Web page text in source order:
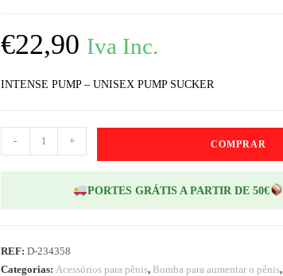
€22,90 Iva Inc.
INTENSE PUMP – UNISEX PUMP SUCKER
- + COMPRAR
PORTES GRÁTIS A PARTIR DE 50€
REF: D-234358
Categorias: Acessórios para pênis, Bomba para aumentar o pênis,